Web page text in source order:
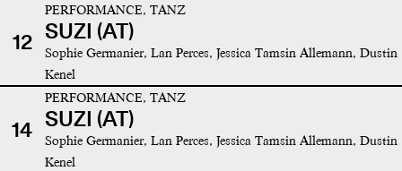
12
PERFORMANCE, TANZ
SUZI (AT)
Sophie Germanier, Lan Perces, Jessica Tamsin Allemann, Dustin
Kenel
14
PERFORMANCE, TANZ
SUZI (AT)
Sophie Germanier, Lan Perces, Jessica Tamsin Allemann, Dustin
Kenel